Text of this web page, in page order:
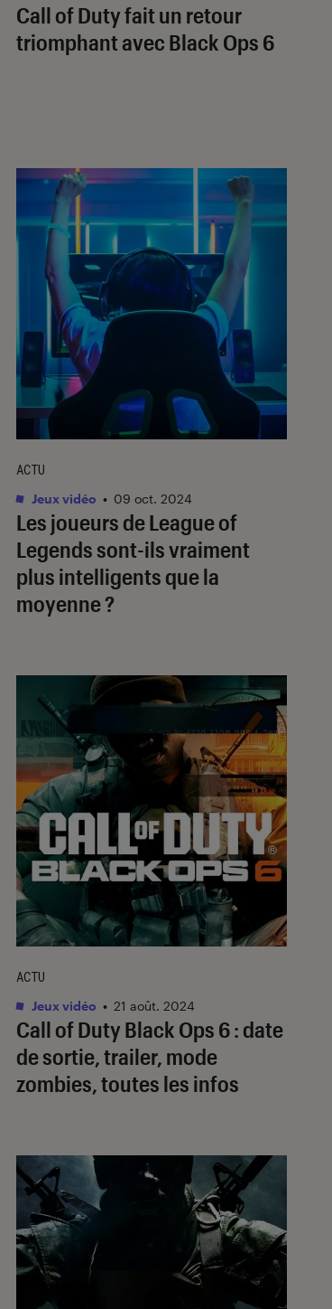
Call of Dutyfait un retour
triomphant avec Black Ops 6
Les joueurs deLeague of
Legendssont-ils vraiment
plus intelligents que la
moyenne ?
ACTU
Jeux vidéo • 09 oct. 2024
Call of Duty Black Ops 6 : date
de sortie, trailer, mode
zombies, toutes les infos
ACTU
Jeux vidéo • 21 août. 2024